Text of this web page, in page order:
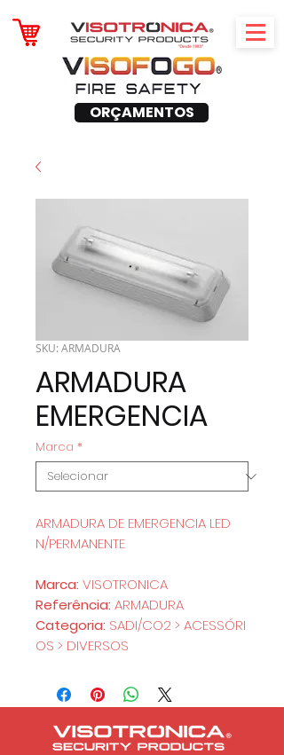
ORÇAMENTOS
SKU: ARMADURA
ARMADURA
EMERGENCIA
Marca *
ARMADURA DE EMERGENCIA LED
N/PERMANENTE
Marca: VISOTRONICA
Referência: ARMADURA
Categoria: SADI/CO2 > ACESSÓRI
OS > DIVERSOS